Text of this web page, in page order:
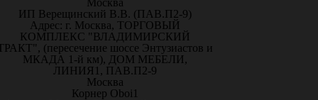
ИП Верещинский В.В. (ПАВ.П2-9)
Адрес: г. Москва, ТОРГОВЫЙ
КОМПЛЕКС "ВЛАДИМИРСКИЙ
(пересечение шоссе Энтузиастов и
МКАДА 1-й км), ДОМ МЕБЕЛИ,
ЛИНИЯ1, ПАВ.П2-9
Москва
Корнер Oboi1